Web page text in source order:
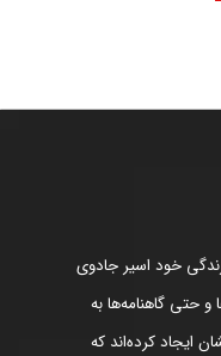
خود اسیر جادوی
و حتی گاهنامه‌ها به
ایجاد کرده‌اند که